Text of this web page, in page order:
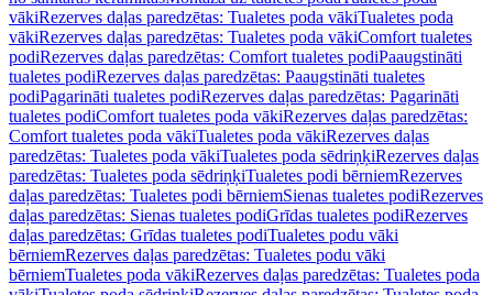
vākiRezerves daļas paredzētas: Tualetes poda vākiTualetes poda
vākiRezerves daļas paredzētas: Tualetes poda vākiComfort tualetes
podiRezerves daļas paredzētas: Comfort tualetes podiPaaugstināti
tualetes podiRezerves daļas paredzētas: Paaugstināti tualetes
podiPagarināti tualetes podiRezerves daļas paredzētas: Pagarināti
tualetes podiComfort tualetes poda vākiRezerves daļas paredzētas:
Comfort tualetes poda vākiTualetes poda vākiRezerves daļas
paredzētas: Tualetes poda vākiTualetes poda sēdriņķiRezerves daļas
paredzētas: Tualetes poda sēdriņķiTualetes podi bērniemRezerves
daļas paredzētas: Tualetes podi bērniemSienas tualetes podiRezerves
daļas paredzētas: Sienas tualetes podiGrīdas tualetes podiRezerves
daļas paredzētas: Grīdas tualetes podiTualetes podu vāki
bērniemRezerves daļas paredzētas: Tualetes podu vāki
bērniemTualetes poda vākiRezerves daļas paredzētas: Tualetes poda